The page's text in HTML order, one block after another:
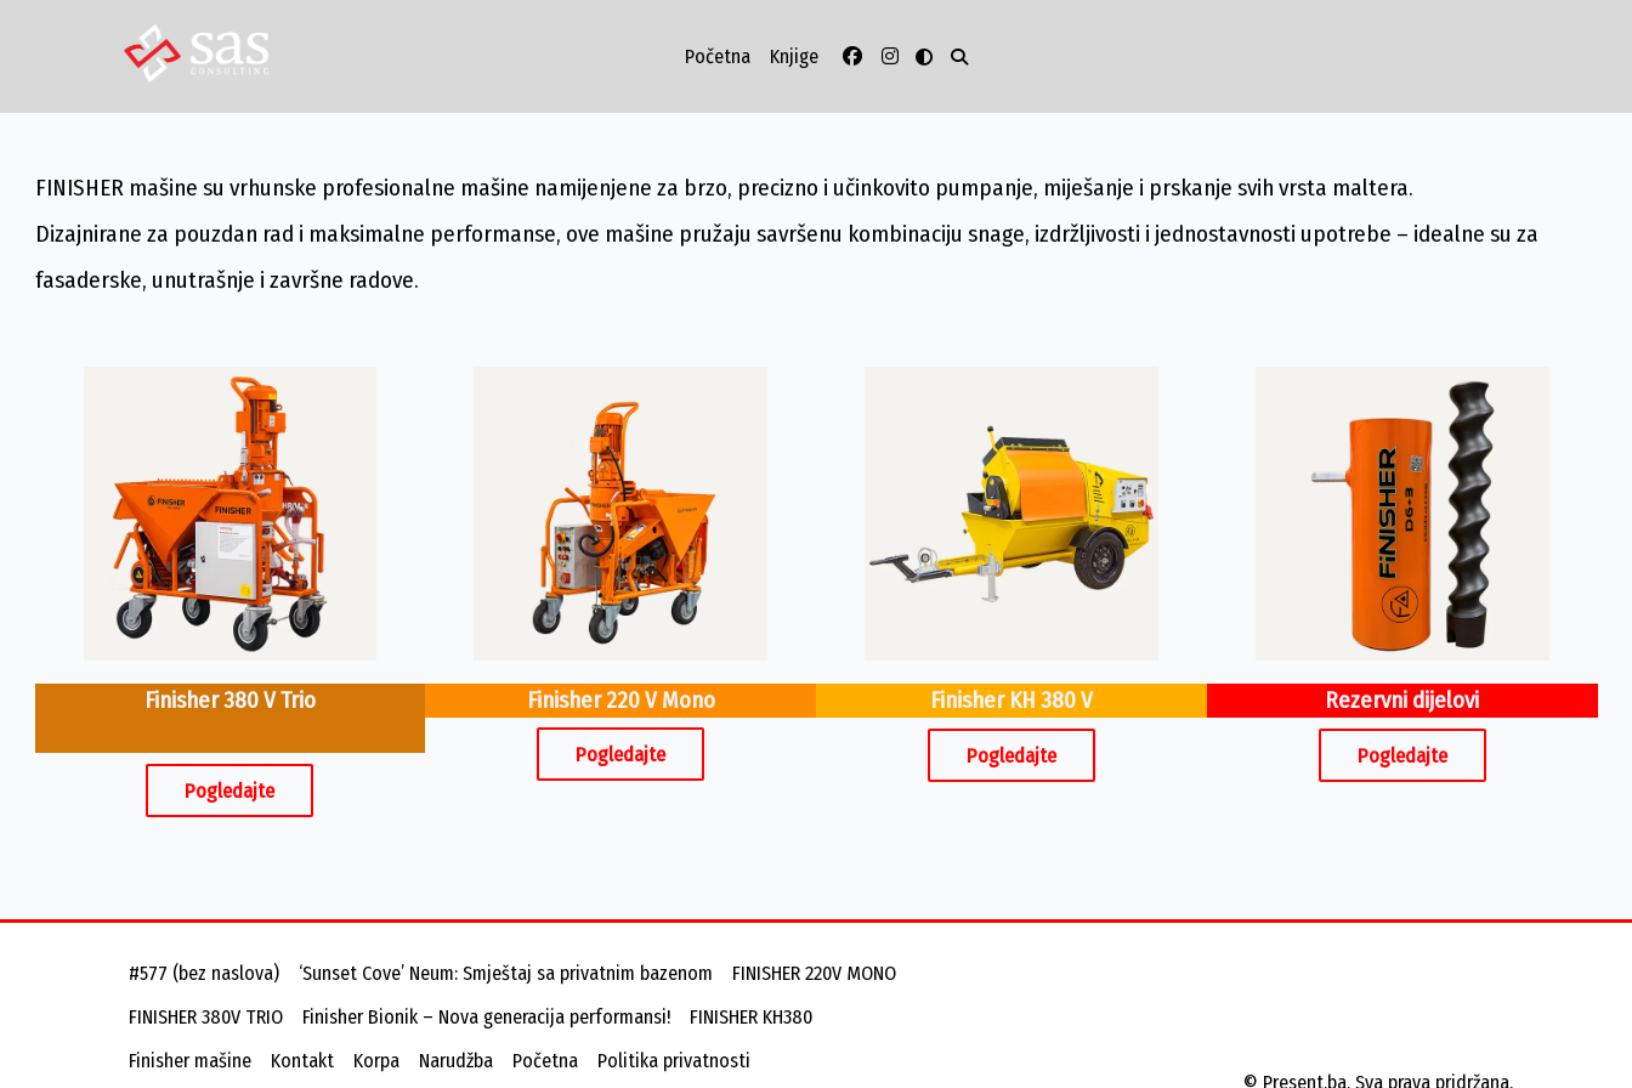
Početna Knjige
FINISHER mašine su vrhunske profesionalne mašine namijenjene za brzo, precizno i učinkovito pumpanje, miješanje i prskanje svih vrsta maltera.
Dizajnirane za pouzdan rad i maksimalne performanse, ove mašine pružaju savršenu kombinaciju snage, izdržljivosti i jednostavnosti upotrebe – idealne su za
fasaderske, unutrašnje i završne radove.
Finisher 380 V Trio
Pogledajte
Finisher 220 V Mono
Pogledajte
Finisher KH 380 V
Pogledajte
Rezervni dijelovi
Pogledajte
#577 (bez naslova) ‘Sunset Cove’ Neum: Smještaj sa privatnim bazenom
FINISHER 220V MONO
FINISHER 380V TRIO
Finisher Bionik – Nova generacija performansi!
FINISHER KH380
Finisher mašine
Kontakt Korpa Narudžba Početna
Politika privatnosti
© Present.ba. Sva prava pridržana.